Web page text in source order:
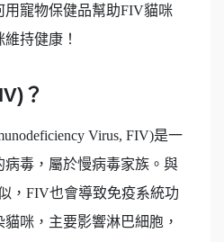
用寵物保健品幫助FIV貓咪
持健康！
？
Virus, FIV)是一
毒，屬於慢病毒家族。與
，FIV也會導致免疫系統功
咪，主要影響淋巴細胞，